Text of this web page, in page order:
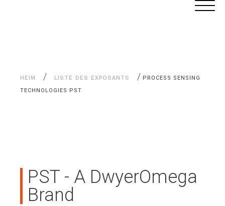
HEIM / LISTE DES EXPOSANTS / PROCESS SENSING
TECHNOLOGIES PST
PST - A DwyerOmega
Brand